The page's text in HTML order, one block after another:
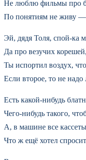
Не люблю фильмы про
По понятиям не живу —
Эй, дядя Толя, спой-ка
Да про везучих
Ты испортил воздух,
Если второе, то не надо
Есть какой-нибудь
Чего-нибудь такого,
А, в машине все
Что ж ещё хотел